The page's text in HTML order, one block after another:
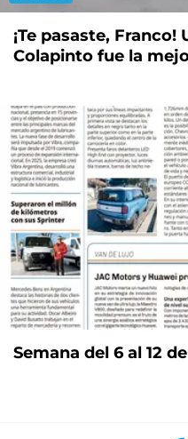
¡Te pasaste, Franco!
Colapinto fue la
Semana del 6 al 12